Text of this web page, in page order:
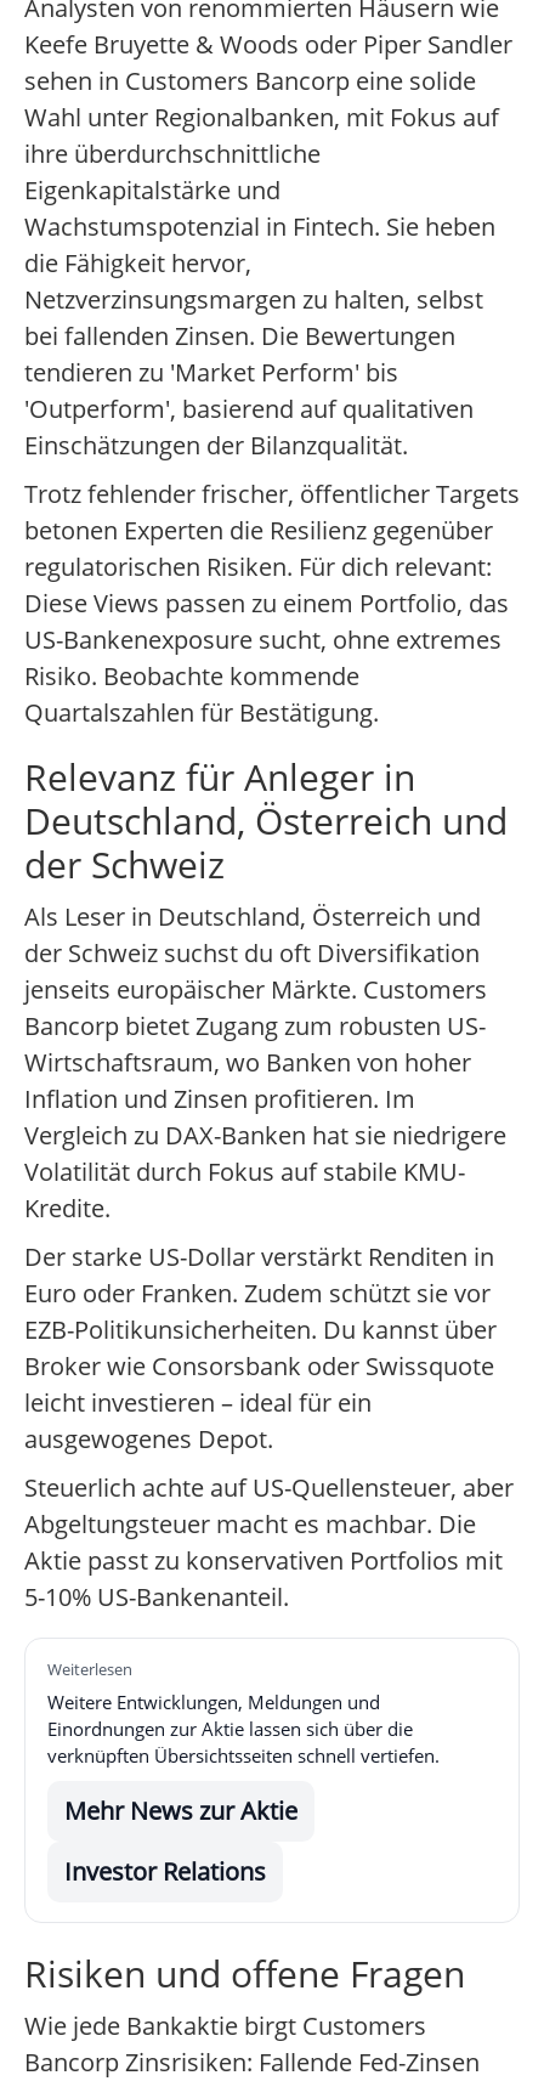
Analysten von renommierten Häusern wie
Keefe Bruyette & Woods oder Piper Sandler
sehen in Customers Bancorp eine solide
Wahl unter Regionalbanken, mit Fokus auf
ihre überdurchschnittliche
Eigenkapitalstärke und
Wachstumspotenzial in Fintech. Sie heben
die Fähigkeit hervor,
Netzverzinsungsmargen zu halten, selbst
bei fallenden Zinsen. Die Bewertungen
tendieren zu 'Market Perform' bis
'Outperform', basierend auf qualitativen
Einschätzungen der Bilanzqualität.
Trotz fehlender frischer, öffentlicher Targets
betonen Experten die Resilienz gegenüber
regulatorischen Risiken. Für dich relevant:
Diese Views passen zu einem Portfolio, das
US-Bankenexposure sucht, ohne extremes
Risiko. Beobachte kommende
Quartalszahlen für Bestätigung.
Relevanz für Anleger in
Deutschland, Österreich und
der Schweiz
Als Leser in Deutschland, Österreich und
der Schweiz suchst du oft Diversifikation
jenseits europäischer Märkte. Customers
Bancorp bietet Zugang zum robusten US-
Wirtschaftsraum, wo Banken von hoher
Inflation und Zinsen profitieren. Im
Vergleich zu DAX-Banken hat sie niedrigere
Volatilität durch Fokus auf stabile KMU-
Kredite.
Der starke US-Dollar verstärkt Renditen in
Euro oder Franken. Zudem schützt sie vor
EZB-Politikunsicherheiten. Du kannst über
Broker wie Consorsbank oder Swissquote
leicht investieren – ideal für ein
ausgewogenes Depot.
Steuerlich achte auf US-Quellensteuer, aber
Abgeltungsteuer macht es machbar. Die
Aktie passt zu konservativen Portfolios mit
5-10% US-Bankenanteil.
Weiterlesen
Weitere Entwicklungen, Meldungen und
Einordnungen zur Aktie lassen sich über die
verknüpften Übersichtsseiten schnell vertiefen.
Mehr News zur Aktie
Investor Relations
Risiken und offene Fragen
Wie jede Bankaktie birgt Customers
Bancorp Zinsrisiken: Fallende Fed-Zinsen